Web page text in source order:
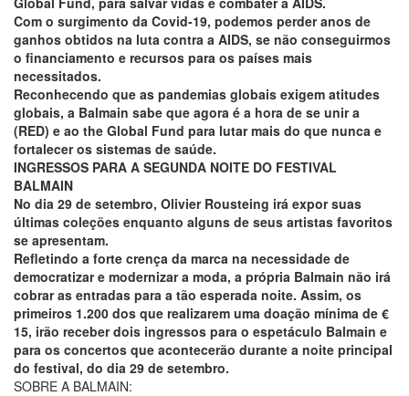
Com o surgimento da Covid-19, podemos perder anos de
ganhos obtidos na luta contra a AIDS, se não conseguirmos
o financiamento e recursos para os países mais
necessitados.
Reconhecendo que as pandemias globais exigem atitudes
globais, a Balmain sabe que agora é a hora de se unir a
(RED) e ao the Global Fund para lutar mais do que nunca e
fortalecer os sistemas de saúde.
INGRESSOS PARA A SEGUNDA NOITE DO FESTIVAL
BALMAIN
No dia 29 de setembro, Olivier Rousteing irá expor suas
últimas coleções enquanto alguns de seus artistas favoritos
se apresentam.
Refletindo a forte crença da marca na necessidade de
democratizar e modernizar a moda, a própria Balmain não irá
cobrar as entradas para a tão esperada noite. Assim, os
primeiros 1.200 dos que realizarem uma doação mínima de €
15, irão receber dois ingressos para o espetáculo Balmain e
para os concertos que acontecerão durante a noite principal
do festival, do dia 29 de setembro.
SOBRE A BALMAIN: